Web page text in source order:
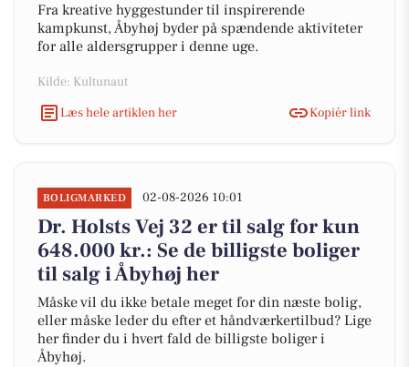
Fra kreative hyggestunder til inspirerende
kampkunst, Åbyhøj byder på spændende aktiviteter
for alle aldersgrupper i denne uge.
Kilde: Kultunaut
Læs hele artiklen her
Kopiér link
BOLIGMARKED 02-08-2026 10:01
Dr. Holsts Vej 32 er til salg for kun
648.000 kr.: Se de billigste boliger
til salg i Åbyhøj her
Måske vil du ikke betale meget for din næste bolig,
eller måske leder du efter et håndværkertilbud? Lige
her finder du i hvert fald de billigste boliger i
Åbyhøj.